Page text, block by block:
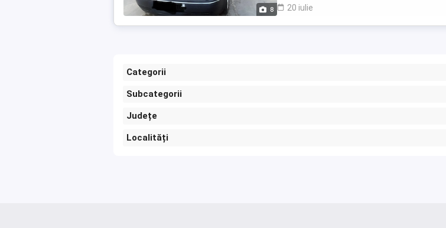
8
20 iulie
Categorii
Subcategorii
Județe
Localități